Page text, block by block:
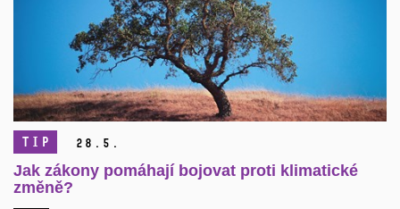
TIP 28. 5.
Jak zákony pomáhají bojovat proti klimatické
změně?